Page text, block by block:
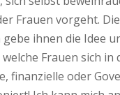
Frauen vorgeht.
ihnen die Idee
Frauen sich
oder